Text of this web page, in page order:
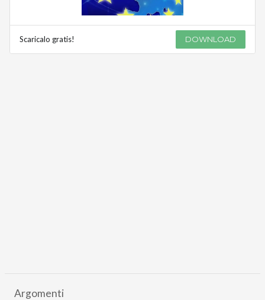
Scaricalo gratis! DOWNLOAD
Argomenti